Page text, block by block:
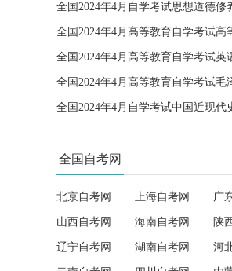
全国2024年4月自学考试思想道德修
全国2024年4月高等教育自学考试高
全国2024年4月高等教育自学考试英
全国2024年4月自学考试中国近现代
全国自考网
北京自考网 上海自考网 广
山西自考网 海南自考网 陕
辽宁自考网 湖南自考网 河